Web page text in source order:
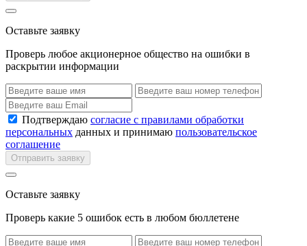
Оставьте заявку
Проверь любое акционерное общество на ошибки в
раскрытии информации
Подтверждаю согласие с правилами обработки
персональных данных и принимаю пользовательское
соглашение
Отправить заявку
Оставьте заявку
Проверь какие 5 ошибок есть в любом бюллетене